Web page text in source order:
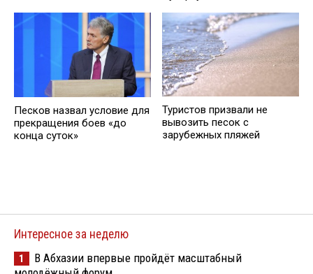
Песков назвал условие для
прекращения боев «до
конца суток»
Туристов призвали не
вывозить песок с
зарубежных пляжей
Интересное за неделю
1
В Абхазии впервые пройдёт масштабный